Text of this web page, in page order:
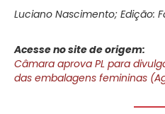
Luciano Nascimento; Edição:
Acesse no site de origem:
Câmara aprova PL para
das embalagens femininas